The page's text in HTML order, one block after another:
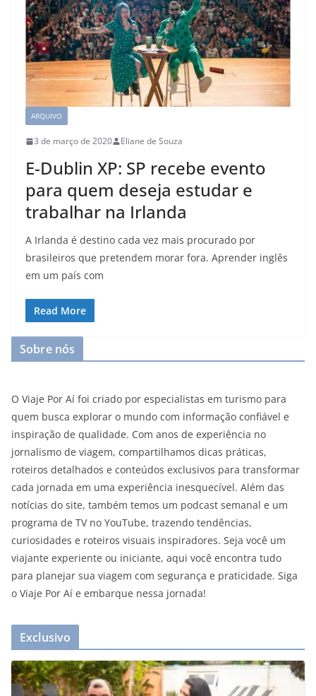
ARQUIVO
3 de março de 2020 Eliane de Souza
E-Dublin XP: SP recebe evento
para quem deseja estudar e
trabalhar na Irlanda
A Irlanda é destino cada vez mais procurado por
brasileiros que pretendem morar fora. Aprender inglês
em um país com
Read More
Sobre nós
O Viaje Por Aí foi criado por especialistas em turismo para
quem busca explorar o mundo com informação confiável e
inspiração de qualidade. Com anos de experiência no
jornalismo de viagem, compartilhamos dicas práticas,
roteiros detalhados e conteúdos exclusivos para transformar
cada jornada em uma experiência inesquecível. Além das
notícias do site, também temos um podcast semanal e um
programa de TV no YouTube, trazendo tendências,
curiosidades e roteiros visuais inspiradores. Seja você um
viajante experiente ou iniciante, aqui você encontra tudo
para planejar sua viagem com segurança e praticidade. Siga
o Viaje Por Aí e embarque nessa jornada!
Exclusivo